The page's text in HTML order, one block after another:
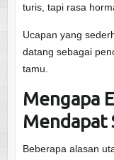
turis, tapi rasa
Ucapan yang
datang sebagai
tamu.
Mengapa
Mendapat
Beberapa alasan